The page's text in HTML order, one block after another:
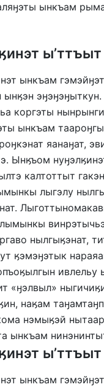
ынкъам
ы’ттъыт
ынкъам
коргэты
ынкъам
яанаӈат,
Ынӄъом
калтоттыт
лыгэлу
нылгыӄэнат,
ӄэмэӈэтык
«ӈэлвыл»
наӄам
нэмыӄэй
ынкъам
ы’ттъыт
ынкъам